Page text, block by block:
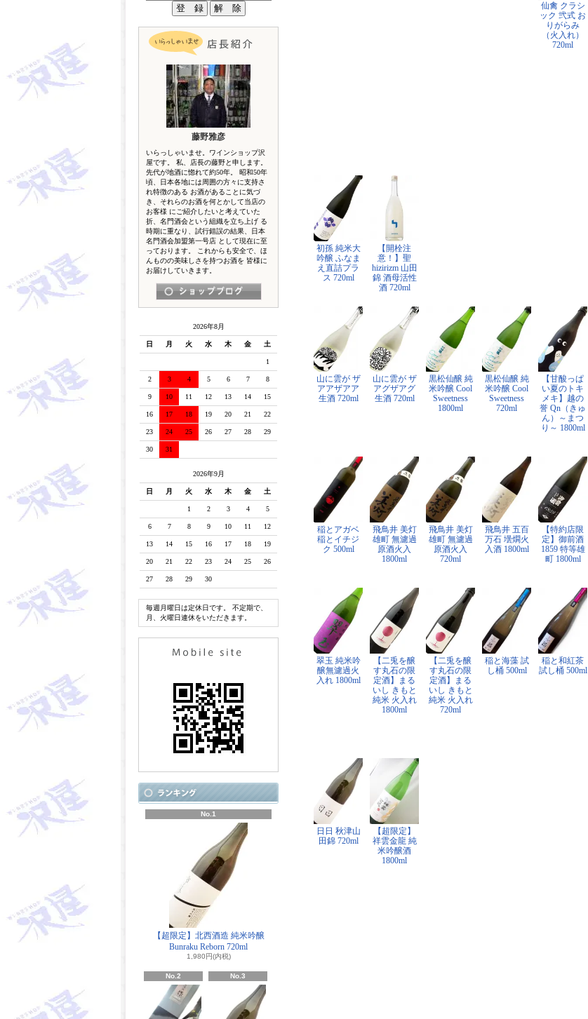
藤野雅彦
いらっしゃいませ。ワインショップ沢
屋です。 私、店長の藤野と申します。
先代が地酒に惚れて約50年。 昭和50年
頃、日本各地には周囲の方々に支持さ
れ特徴のある お酒があることに気づ
き、それらのお酒を何とかして当店の
お客様 にご紹介したいと考えていた
折、名門酒会という組織を立ち上げ る
時期に重なり、試行錯誤の結果、日本
名門酒会加盟第一号店 として現在に至
っております。 これからも安全で、ほ
んものの美味しさを持つお酒を 皆様に
お届けしていきます。
2026年8月
日 月 火 水 木 金 土
1
2 3 4 5 6 7 8
9 10 11 12 13 14 15
16 17 18 19 20 21 22
23 24 25 26 27 28 29
30 31
2026年9月
日 月 火 水 木 金 土
1 2 3 4 5
6 7 8 9 10 11 12
13 14 15 16 17 18 19
20 21 22 23 24 25 26
27 28 29 30
毎週月曜日は定休日です。 不定期で、
月、火曜日連休をいただきます。
No.1
【超限定】北西酒造 純米吟醸
Bunraku Reborn 720ml
1,980円(内税)
No.2 No.3
仙禽 クラシ
ック 弐式 お
りがらみ
（火入れ）
720ml
初孫 純米大
吟醸 ふなま
え直詰プラ
ス 720ml
【開栓注
意！】聖
hizirizm 山田
錦 酒母活性
酒 720ml
山に雲が ザ
アアザアア
生酒 720ml
山に雲が ザ
アグザアグ
生酒 720ml
黒松仙醸 純
米吟醸 Cool
Sweetness
1800ml
黒松仙醸 純
米吟醸 Cool
Sweetness
720ml
【甘酸っぱ
い夏のトキ
メキ】越の
誉 Qn（きゅ
ん）～まつ
り～ 1800ml
稲とアガベ
稲とイチジ
ク 500ml
飛鳥井 美灯
雄町 無濾過
原酒火入
1800ml
飛鳥井 美灯
雄町 無濾過
原酒火入
720ml
飛鳥井 五百
万石 壜燗火
入酒 1800ml
【特約店限
定】御前酒
1859 特等雄
町 1800ml
翠玉 純米吟
醸無濾過火
入れ 1800ml
【二兎を醸
す丸石の限
定酒】まる
いし きもと
純米 火入れ
1800ml
【二兎を醸
す丸石の限
定酒】まる
いし きもと
純米 火入れ
720ml
稲と海藻 試
し桶 500ml
稲と和紅茶
試し桶 500ml
日日 秋津山
田錦 720ml
【超限定】
祥雲金龍 純
米吟醸酒
1800ml